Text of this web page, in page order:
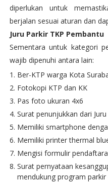
diperlukan untuk
berjalan sesuai aturan dan
Juru Parkir TKP Pembantu
Sementara untuk kategori
wajib dipenuhi antara lain:
Ber-KTP warga Kota
Fotokopi KTP dan KK
Pas foto ukuran 4x6
Surat penunjukkan dari
Memiliki smartphone
Memiliki printer thermal
Mengisi formulir
Surat pernyataan
mendukung program